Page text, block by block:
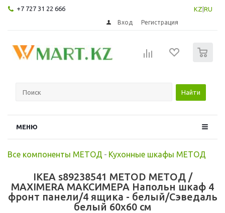
+7 727 31 22 666 KZ RU
Вход Регистрация
Найти
МЕНЮ
Все компоненты МЕТОД - Кухонные шкафы МЕТОД
IKEA s89238541 METOD МЕТОД /
MAXIMERA МАКСИМЕРА Напольн шкаф 4
фронт панели/4 ящика - белый/Сэведаль
белый 60x60 см